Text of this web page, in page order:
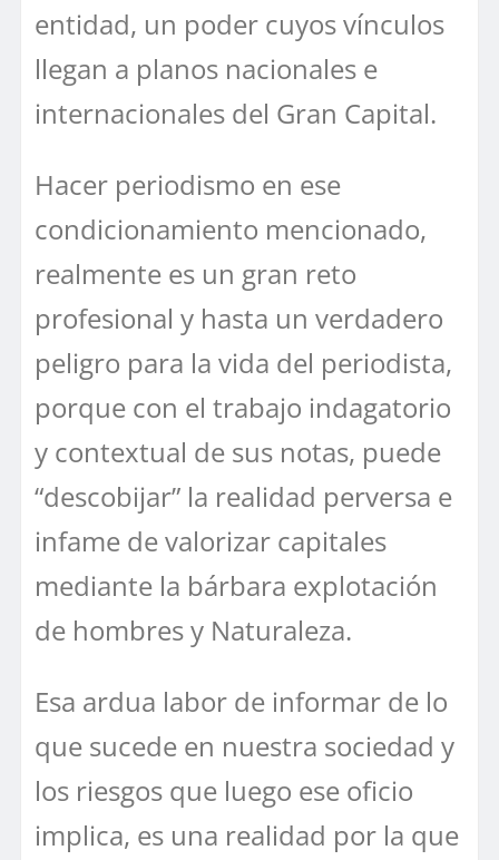
entidad, un poder cuyos vínculos
llegan a planos nacionales e
internacionales del Gran Capital.
Hacer periodismo en ese
condicionamiento mencionado,
realmente es un gran reto
profesional y hasta un verdadero
peligro para la vida del periodista,
porque con el trabajo indagatorio
y contextual de sus notas, puede
“descobijar” la realidad perversa e
infame de valorizar capitales
mediante la bárbara explotación
de hombres y Naturaleza.
Esa ardua labor de informar de lo
que sucede en nuestra sociedad y
los riesgos que luego ese oficio
implica, es una realidad por la que